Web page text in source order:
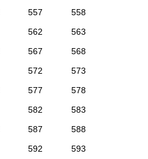
557
558
562
563
567
568
572
573
577
578
582
583
587
588
592
593